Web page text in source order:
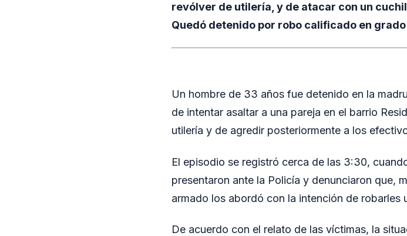
revólver de utilería, y de atacar con un
Quedó detenido por robo calificado en
Un hombre de 33 años fue detenido en la
de intentar asaltar a una pareja en el barrio
utilería y de agredir posteriormente a los
El episodio se registró cerca de las 3:30,
presentaron ante la Policía y denunciaron que,
armado los abordó con la intención de robarles
De acuerdo con el relato de las víctimas, la